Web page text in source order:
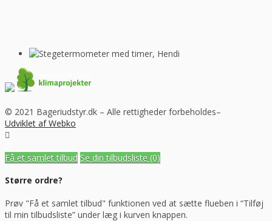
© 2021 Bageriudstyr.dk – Alle rettigheder forbeholdes–
Udviklet af Webko
Få et samlet tilbud Se din tilbudsliste (0)
Større ordre?
Prøv "Få et samlet tilbud" funktionen ved at sætte flueben i “Tilføj
til min tilbudsliste” under læg i kurven knappen.